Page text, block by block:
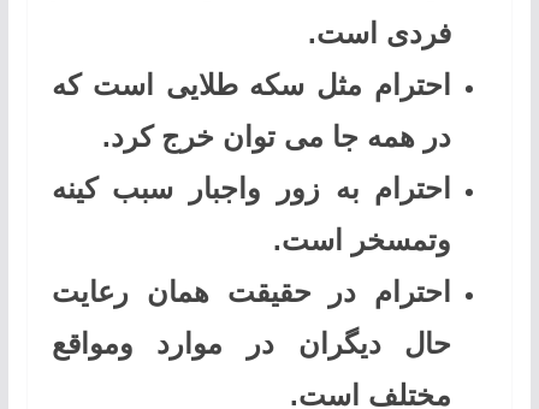
فردی است.
احترام مثل سکه طلایی است که
در همه جا می توان خرج کرد.
احترام به زور واجبار سبب کینه
وتمسخر است.
احترام در حقیقت همان رعایت
حال دیگران در موارد ومواقع
مختلف است.